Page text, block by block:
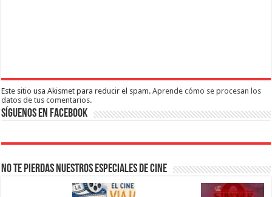
Este sitio usa Akismet para reducir el spam.Aprende cómo se procesan los
datos de tus comentarios.
Síguenos en Facebook
No te pierdas nuestros Especiales de Cine